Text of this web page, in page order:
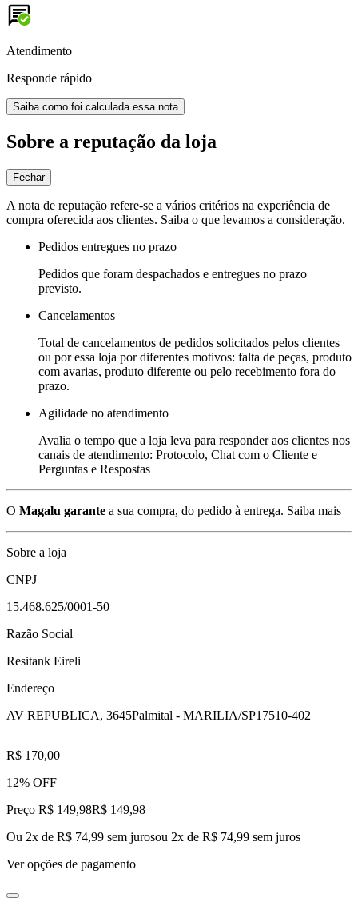
Atendimento
Responde rápido
Saiba como foi calculada essa nota
Sobre a reputação da loja
Fechar
A nota de reputação refere-se a vários critérios na experiência de
compra oferecida aos clientes. Saiba o que levamos a consideração.
Pedidos entregues no prazo
Pedidos que foram despachados e entregues no prazo
previsto.
Cancelamentos
Total de cancelamentos de pedidos solicitados pelos clientes
ou por essa loja por diferentes motivos: falta de peças, produto
com avarias, produto diferente ou pelo recebimento fora do
prazo.
Agilidade no atendimento
Avalia o tempo que a loja leva para responder aos clientes nos
canais de atendimento: Protocolo, Chat com o Cliente e
Perguntas e Respostas
O Magalu garante a sua compra, do pedido à entrega. Saiba mais
Sobre a loja
CNPJ
15.468.625/0001-50
Razão Social
Resitank Eireli
Endereço
AV REPUBLICA, 3645Palmital - MARILIA/SP17510-402
R$ 170,00
12% OFF
Preço R$ 149,98R$ 149,98
Ou 2x de R$ 74,99 sem jurosou 2x de R$ 74,99 sem juros
Ver opções de pagamento